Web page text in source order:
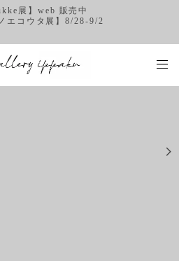
展】web 販売中
エコウタ展】8/28-9/2